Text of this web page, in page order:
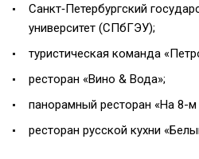
Санкт‑Петербургский
университет (СПбГЭУ);
туристическая команда
ресторан «Вино & Вода»;
панорамный ресторан «На 8-м
ресторан русской кухни